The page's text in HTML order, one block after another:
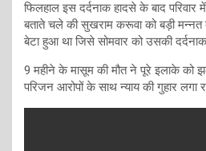
फिलहाल इस दर्दनाक हादसे के बाद
बताते चले की सुखराम करूवा को बड़ी
बेटा हुआ था जिसे सोमवार को उसकी
9 महीने के मासूम की मौत ने पूरे इलाके को
परिजन आरोपों के साथ न्याय की गुहार लगा